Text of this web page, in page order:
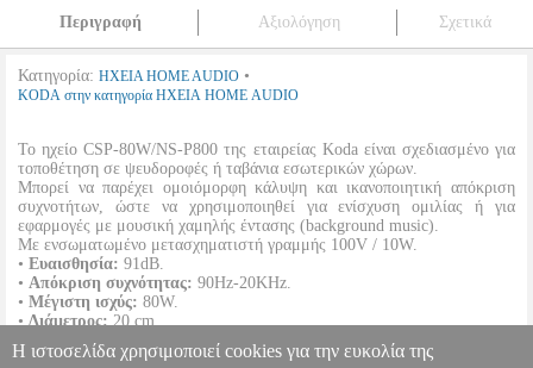
Περιγραφή Αξιολόγηση Σχετικά
Κατηγορία: ΗΧΕΙΑ HOME AUDIO •
KODA στην κατηγορία ΗΧΕΙΑ HOME AUDIO
Το ηχείο CSP-80W/NS-P800 της εταιρείας Koda είναι σχεδιασμένο για
τοποθέτηση σε ψευδοροφές ή ταβάνια εσωτερικών χώρων.
Μπορεί να παρέχει ομοιόμορφη κάλυψη και ικανοποιητική απόκριση
συχνοτήτων, ώστε να χρησιμοποιηθεί για ενίσχυση ομιλίας ή για
εφαρμογές με μουσική χαμηλής έντασης (background music).
Με ενσωματωμένο μετασχηματιστή γραμμής 100V / 10W.
• Ευαισθησία: 91dB.
• Aπόκριση συχνότητας: 90Ηz-20KHz.
• Μέγιστη ισχύς: 80W.
•Διάμετρος:20 cm.
•
Χρώμα: Λευκό.
• Εγγύηση:1 χρόνος.DOA 7 ημερών
Η ιστοσελίδα χρησιμοποιεί cookies για την ευκολία της